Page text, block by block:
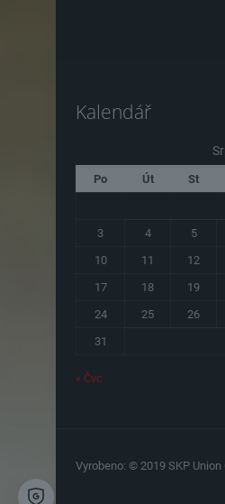
Kalendář
Po Út St
3
4 5
10
11 12
17
18 19
24
25 26
31
« Čvc
Vyrobeno: © 2019 SKP